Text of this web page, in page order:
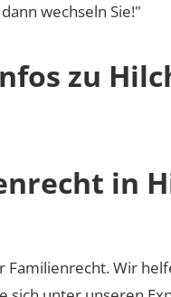
wechseln Sie!"
zu
in
Wir